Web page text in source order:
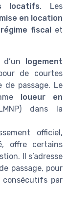
locatifs. Les
mise en location
régime fiscal
et
logement
de courtes
de passage. Le
loueur en
dans la
officiel,
offre certains
Il s’adresse
passage, pour
consécutifs par